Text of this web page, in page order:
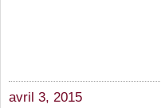
avril 3, 2015